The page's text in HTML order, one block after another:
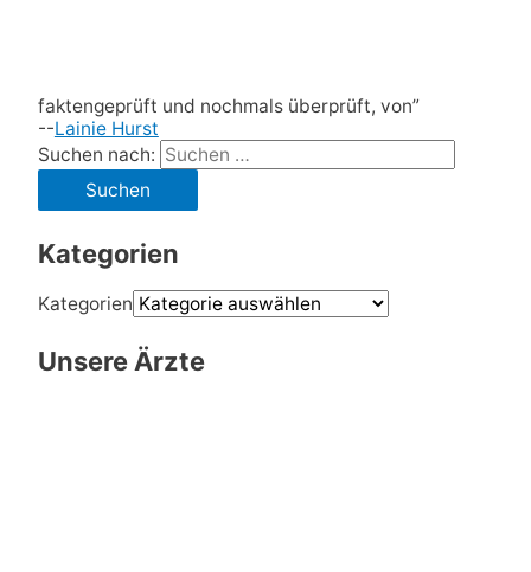
faktengeprüft und nochmals überprüft, von”
--Lainie Hurst
Suchen nach:
Kategorien
Kategorien
Unsere Ärzte